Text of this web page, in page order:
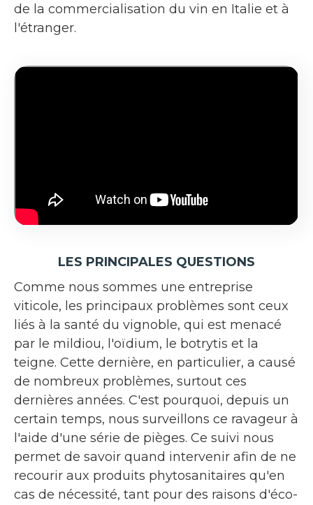
de la commercialisation du vin en Italie et à
l'étranger.
LES PRINCIPALES QUESTIONS
Comme nous sommes une entreprise
viticole, les principaux problèmes sont ceux
liés à la santé du vignoble, qui est menacé
par le mildiou, l'oïdium, le botrytis et la
teigne. Cette dernière, en particulier, a causé
de nombreux problèmes, surtout ces
dernières années. C'est pourquoi, depuis un
certain temps, nous surveillons ce ravageur à
l'aide d'une série de pièges. Ce suivi nous
permet de savoir quand intervenir afin de ne
recourir aux produits phytosanitaires qu'en
cas de nécessité, tant pour des raisons d'éco-